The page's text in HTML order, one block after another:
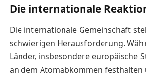
Die internationale
Die internationale Gemeinschaft
schwierigen Herausforderung.
Länder, insbesondere europäische
an dem Atomabkommen festhalten